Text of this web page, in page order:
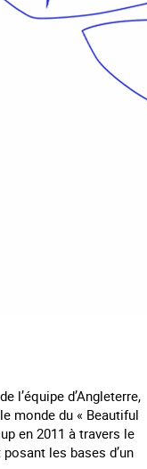
l’équipe d’Angleterre,
monde du « Beautiful
en 2011 à travers le
les bases d’un